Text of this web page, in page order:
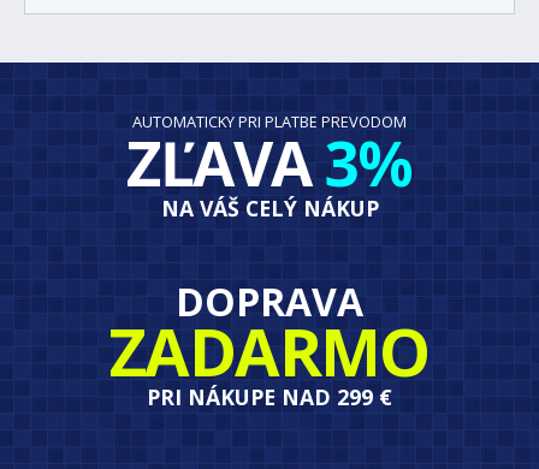
AUTOMATICKY PRI PLATBE PREVODOM
ZĽAVA3%
NA VÁŠ CELÝ NÁKUP
DOPRAVA
ZADARMO
PRI NÁKUPE NAD 299 €